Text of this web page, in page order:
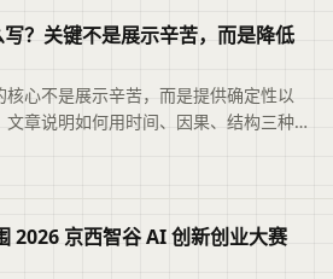
题、主要内容与适用场景，再进入文章
？关键不是展示辛苦，而是降低
核心不是展示辛苦，而是提供确定性以
文章说明如何用时间、因果、结构三种
结构化初稿，帮助管理者快速判断、
要内容与适用场景，再进入文章查看完
2026 京西智谷 AI 创新创业大赛